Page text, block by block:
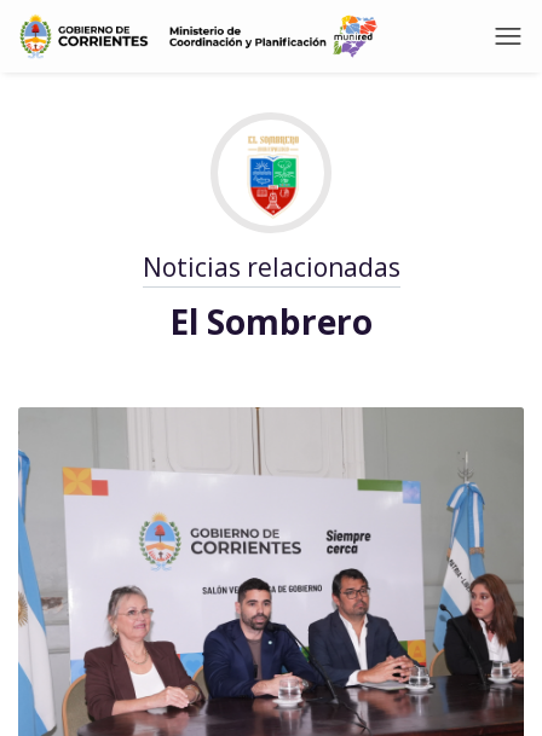
Noticias relacionadas
El Sombrero